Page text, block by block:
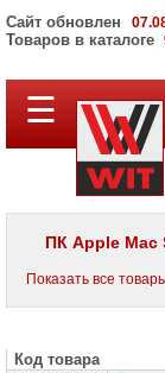
Сайт обновлен
Товаров в каталоге
ПОЛНЫЙ
КАТАЛОГ
Корпоративные
серверы
WIT
Системы
данных
☰
ПК Apple Mac
Показать все
Код товара